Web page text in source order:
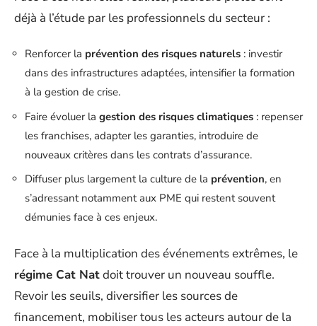
déjà à l’étude par les professionnels du secteur :
Renforcer la prévention des risques naturels : investir
dans des infrastructures adaptées, intensifier la formation
à la gestion de crise.
Faire évoluer la gestion des risques climatiques : repenser
les franchises, adapter les garanties, introduire de
nouveaux critères dans les contrats d’assurance.
Diffuser plus largement la culture de la prévention, en
s’adressant notamment aux PME qui restent souvent
démunies face à ces enjeux.
Face à la multiplication des événements extrêmes, le
régime Cat Natdoit trouver un nouveau souffle.
Revoir les seuils, diversifier les sources de
financement, mobiliser tous les acteurs autour de la